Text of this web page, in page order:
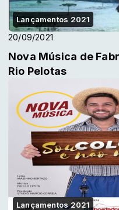
Lançamentos 2021
20/09/2021
Nova Música de
Rio Pelotas
Lançamentos 2021